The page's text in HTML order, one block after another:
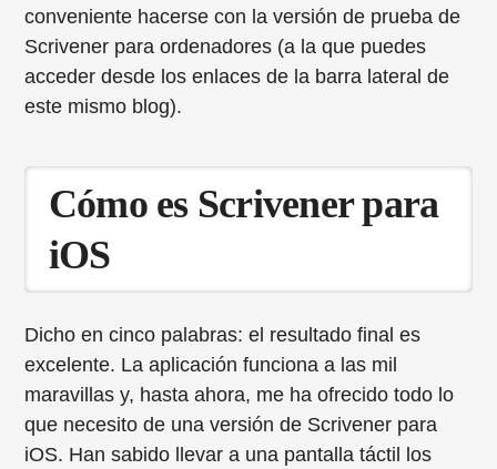
conveniente hacerse con la versión de prueba de
Scrivener para ordenadores (a la que puedes
acceder desde los enlaces de la barra lateral de
este mismo blog).
Cómo es Scrivener para
iOS
Dicho en cinco palabras: el resultado final es
excelente. La aplicación funciona a las mil
maravillas y, hasta ahora, me ha ofrecido todo lo
que necesito de una versión de Scrivener para
iOS. Han sabido llevar a una pantalla táctil los